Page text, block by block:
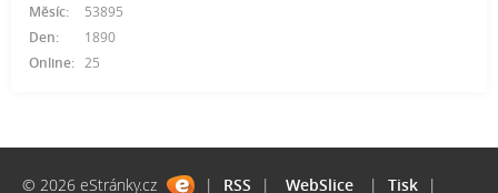
Online: 25
Měsíc:
53895
Den:
1890
© 2026 eStránky.cz | RSS | WebSlice | Tisk |